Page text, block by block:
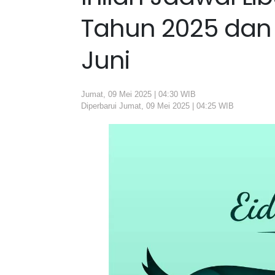
Tahun 2025
Juni
Jumat, 09 Mei 2025 | 04:30 WIB
Diperbarui Jumat, 09 Mei 2025 | 04:25 WIB